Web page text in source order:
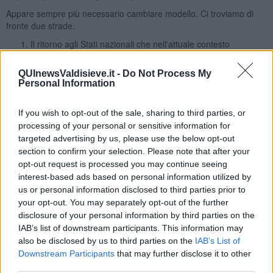
QUInewsValdisieve.it - Do Not Process My
Personal Information
If you wish to opt-out of the sale, sharing to third parties, or
processing of your personal or sensitive information for
targeted advertising by us, please use the below opt-out
section to confirm your selection. Please note that after your
opt-out request is processed you may continue seeing
interest-based ads based on personal information utilized by
us or personal information disclosed to third parties prior to
your opt-out. You may separately opt-out of the further
disclosure of your personal information by third parties on the
IAB’s list of downstream participants. This information may
also be disclosed by us to third parties on the IAB’s List of
Downstream Participants that may further disclose it to other
Appare sempre più necessario cambiare modello. Ci troviamo di
fronte due strade.
Il ritorno agli Stati nazionali che nell'attuale contesto
basata su un rapporto neo coloniale passivo con gli Stati
egemoni.
ammodernare nelle scelte economiche. Passaggio non
spontaneo ma necessariamenteconflittuale, oggi senza
guerre tradizionali.
La seconda soluzione a parere dello scrivente oggi appare la
migliore, visto che ci troviamo di fronte alla crisi di una Unione
Europea.
Oggi siamo arrivati alparadossoche ci troviamo di fronte ad una
Unione Europea non europeista.
Salvatore Calleri